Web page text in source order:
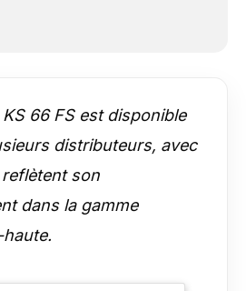
66 FS est disponible
distributeurs, avec
son
dans la gamme